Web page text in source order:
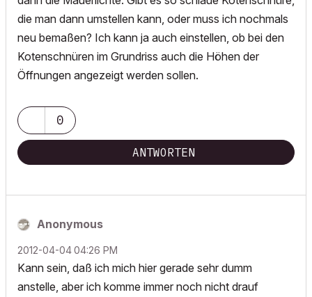
die man dann umstellen kann, oder muss ich nochmals
neu bemaßen? Ich kann ja auch einstellen, ob bei den
Kotenschnüren im Grundriss auch die Höhen der
Öffnungen angezeigt werden sollen.
0
ANTWORTEN
Anonymous
‎2012-04-0404:26 PM
Kann sein, daß ich mich hier gerade sehr dumm
anstelle, aber ich komme immer noch nicht drauf